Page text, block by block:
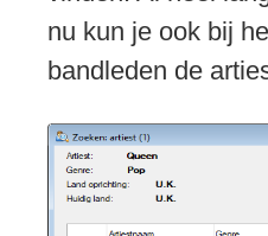
nu kun je ook bij
bandleden de